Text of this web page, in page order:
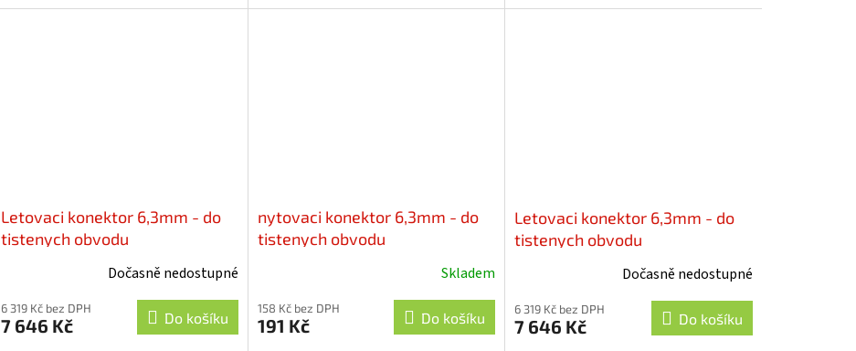
Letovaci konektor 6,3mm - do
tistenych obvodu
Dočasně nedostupné
6 319 Kč bez DPH
7 646 Kč Do košíku
nytovaci konektor 6,3mm - do
tistenych obvodu
Skladem
158 Kč bez DPH
191 Kč Do košíku
Letovaci konektor 6,3mm - do
tistenych obvodu
Dočasně nedostupné
6 319 Kč bez DPH
7 646 Kč Do košíku